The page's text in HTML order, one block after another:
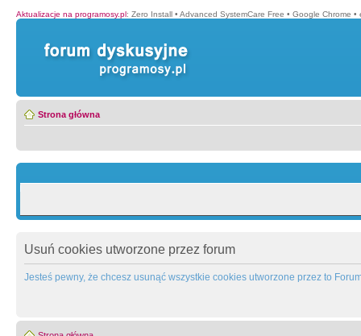
Aktualizacje na programosy.pl: Zero Install • Advanced SystemCare Free • Google Chrome •
Strona główna
Usuń cookies utworzone przez forum
Jesteś pewny, że chcesz usunąć wszystkie cookies utworzone przez to